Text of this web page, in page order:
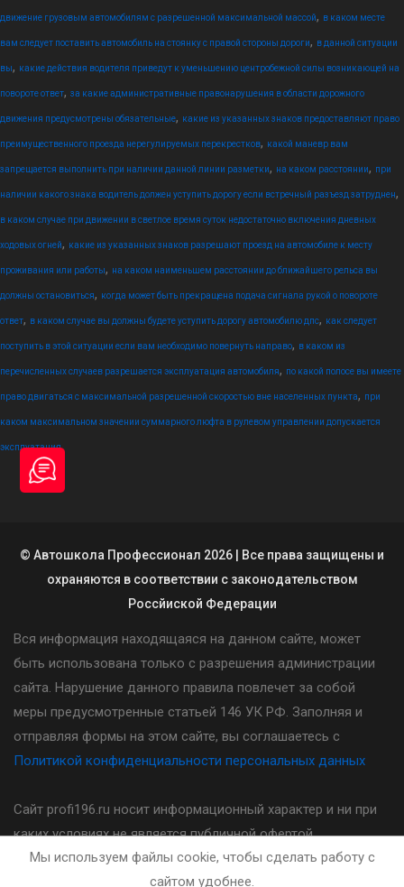
движение грузовым автомобилям с разрешенной максимальной массой, в каком месте
вам следует поставить автомобиль на стоянку с правой стороны дороги, в данной ситуации
вы, какие действия водителя приведут к уменьшению центробежной силы возникающей на
повороте ответ, за какие административные правонарушения в области дорожного
движения предусмотрены обязательные, какие из указанных знаков предоставляют право
преимущественного проезда нерегулируемых перекрестков, какой маневр вам
запрещается выполнить при наличии данной линии разметки, на каком расстоянии, при
наличии какого знака водитель должен уступить дорогу если встречный разъезд затруднен,
в каком случае при движении в светлое время суток недостаточно включения дневных
ходовых огней, какие из указанных знаков разрешают проезд на автомобиле к месту
проживания или работы, на каком наименьшем расстоянии до ближайшего рельса вы
должны остановиться, когда может быть прекращена подача сигнала рукой о повороте
ответ, в каком случае вы должны будете уступить дорогу автомобилю дпс, как следует
поступить в этой ситуации если вам необходимо повернуть направо, в каком из
перечисленных случаев разрешается эксплуатация автомобиля, по какой полосе вы имеете
право двигаться с максимальной разрешенной скоростью вне населенных пункта, при
каком максимальном значении суммарного люфта в рулевом управлении допускается
эксплуатация
© Автошкола Профессионал 2026 | Все права защищены и
охраняются в соответствии с законодательством
Россйиской Федерации
Вся информация находящаяся на данном сайте, может
быть использована только с разрешения администрации
сайта. Нарушение данного правила повлечет за собой
меры предусмотренные статьей 146 УК РФ. Заполняя и
отправляя формы на этом сайте, вы соглашаетесь с
Политикой конфиденциальности персональных данных
Сайт profi196.ru носит информационный характер и ни при
каких условиях не является публичной офертой,
определяемой положениями статьи 437(2) Гражданского
кодекса Российской Федерации. Стоимость, порядок и
Мы используем файлы cookie, чтобы сделать работу с
сайтом удобнее.